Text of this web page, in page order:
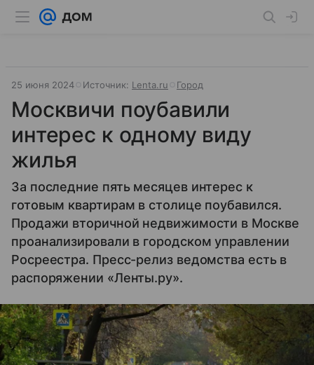
25 июня 2024 Источник: Lenta.ru Город
Москвичи поубавили
интерес к одному виду
жилья
За последние пять месяцев интерес к
готовым квартирам в столице поубавился.
Продажи вторичной недвижимости в Москве
проанализировали в городском управлении
Росреестра. Пресс-релиз ведомства есть в
распоряжении «Ленты.ру».